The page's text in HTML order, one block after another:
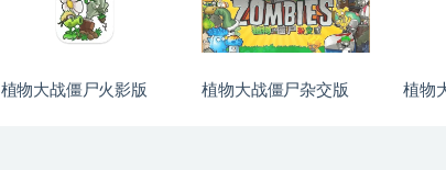
植物大战僵尸火影版 植物大战僵尸杂交版 植物